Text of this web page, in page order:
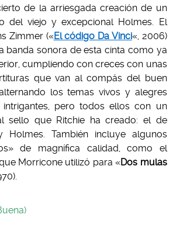
de la arriesgada creación de un
del viejo y excepcional Holmes. El
Zimmer («El código Da Vinci«, 2006)
banda sonora de esta cinta como ya
cumpliendo con creces con unas
que van al compás del buen
los temas vivos y alegres
pero todos ellos con un
sello que Ritchie ha creado: el de
Holmes. También incluye algunos
de magnífica calidad, como el
Morricone utilizó para «Dos mulas